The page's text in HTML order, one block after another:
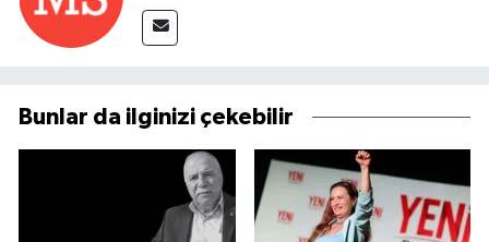
Bunlar da ilginizi çekebilir